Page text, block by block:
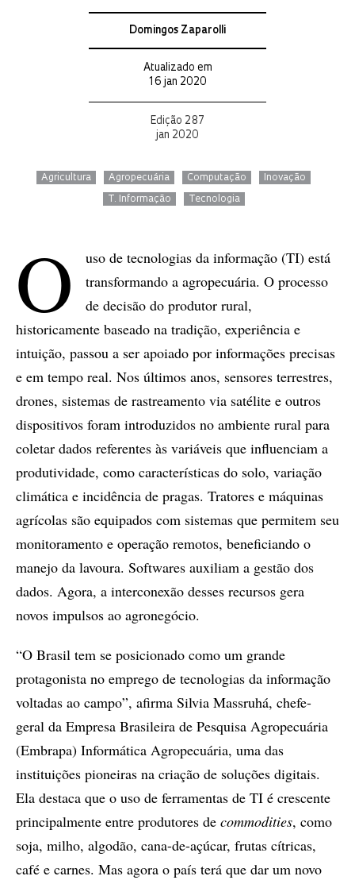
Domingos Zaparolli
Atualizado em
16 jan 2020
Edição 287
jan 2020
Agricultura Agropecuária Computação Inovação
T. Informação Tecnologia
O
uso de tecnologias da informação (TI) está
transformando a agropecuária. O processo
de decisão do produtor rural,
historicamente baseado na tradição, experiência e
intuição, passou a ser apoiado por informações precisas
e em tempo real. Nos últimos anos, sensores terrestres,
drones, sistemas de rastreamento via satélite e outros
dispositivos foram introduzidos no ambiente rural para
coletar dados referentes às variáveis que influenciam a
produtividade, como características do solo, variação
climática e incidência de pragas. Tratores e máquinas
agrícolas são equipados com sistemas que permitem seu
monitoramento e operação remotos, beneficiando o
manejo da lavoura. Softwares auxiliam a gestão dos
dados. Agora, a interconexão desses recursos gera
novos impulsos ao agronegócio.
“O Brasil tem se posicionado como um grande
protagonista no emprego de tecnologias da informação
voltadas ao campo”, afirma Silvia Massruhá, chefe-
geral da Empresa Brasileira de Pesquisa Agropecuária
(Embrapa) Informática Agropecuária, uma das
instituições pioneiras na criação de soluções digitais.
Ela destaca que o uso de ferramentas de TI é crescente
principalmente entre produtores de commodities, como
soja, milho, algodão, cana-de-açúcar, frutas cítricas,
café e carnes. Mas agora o país terá que dar um novo